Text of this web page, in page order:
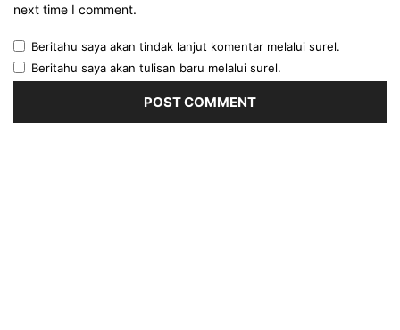
next time I comment.
Beritahu saya akan tindak lanjut komentar melalui surel.
Beritahu saya akan tulisan baru melalui surel.